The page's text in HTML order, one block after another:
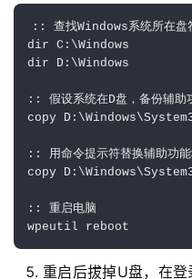
首
页
子
胶
纯
:: 查找Windows系统所在盘
dir C:\Windows
dir D:\Windows
:: 假设系统在D盘，备份辅助
copy
:: 用命令提示符替换辅助功能
copy
:: 重启电脑
wpeutil reboot
重启后拔掉U盘，在